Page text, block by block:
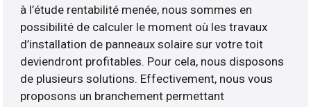
à l’étude rentabilité menée, nous sommes en
possibilité de calculer le moment où les travaux
d’installation de panneaux solaire sur votre toit
deviendront profitables. Pour cela, nous disposons
de plusieurs solutions. Effectivement, nous vous
proposons un branchement permettant